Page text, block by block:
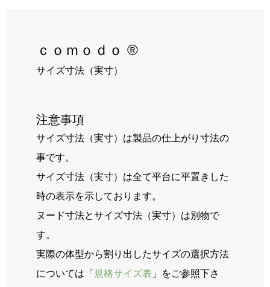
ｃｏｍｏｄｏ ®
サイズ寸法（実寸）
注意事項
サイズ寸法（実寸）は製品の仕上がり寸法の
事です。
サイズ寸法（実寸）は全て平台に平置きした
時の表示を示しております。
ヌード寸法とサイズ寸法（実寸）は別物で
す。
実際の体型から割り出したサイズの選択方法
については「 規格サイズ表 」をご参照下さ